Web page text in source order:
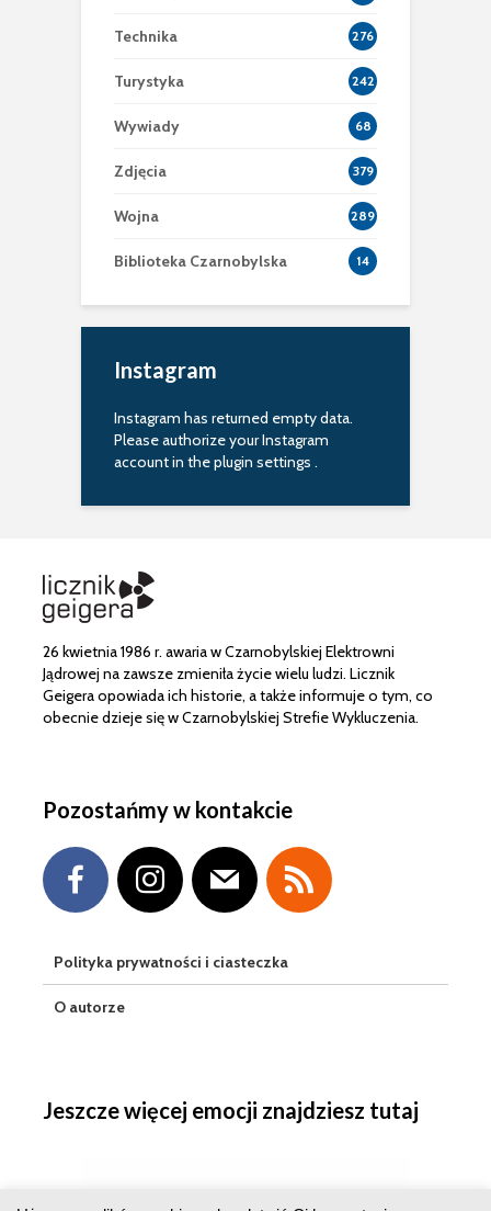
Technika 276
Turystyka 242
Wywiady 68
Zdjęcia 379
Wojna 289
Biblioteka Czarnobylska 14
Instagram
Instagram has returned empty data.
Please authorize your Instagram
account in theplugin settings .
26 kwietnia 1986 r. awaria w Czarnobylskiej Elektrowni
Jądrowej na zawsze zmieniła życie wielu ludzi. Licznik
Geigera opowiada ich historie, a także informuje o tym, co
obecnie dzieje się w Czarnobylskiej Strefie Wykluczenia.
Pozostańmy w kontakcie
Polityka prywatności i ciasteczka
O autorze
Jeszcze więcej emocji znajdziesz tutaj